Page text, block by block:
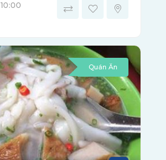
Quán Ăn